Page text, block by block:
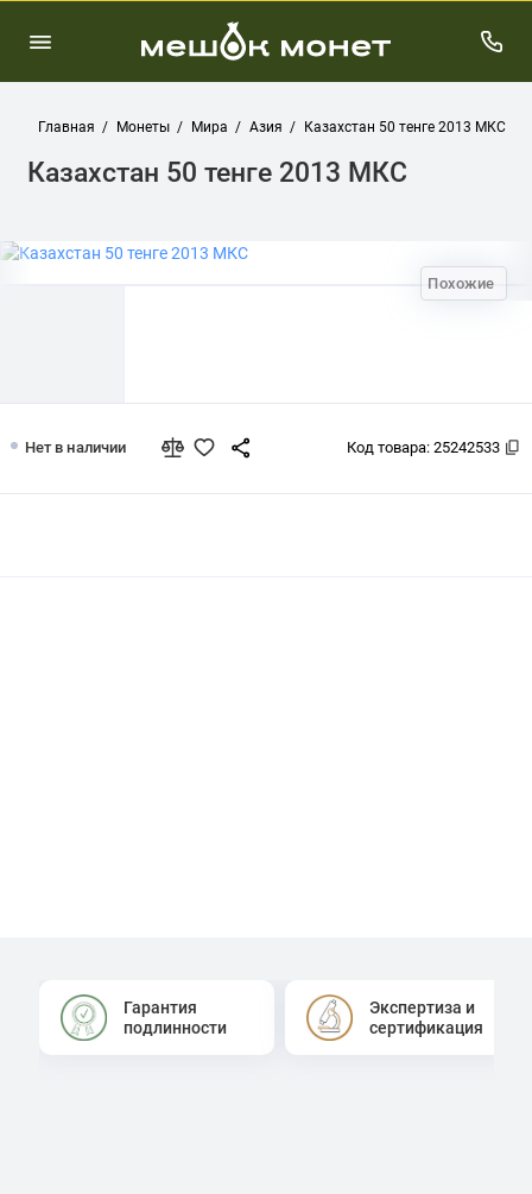
Главная Монеты Мира Азия Казахстан 50 тенге 2013 МКС
Казахстан 50 тенге 2013 МКС
Похожие
Нет в наличии Код товара: 25242533
Гарантия
подлинности
Экспертиза и
сертификация